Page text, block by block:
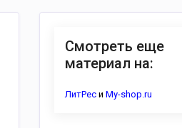
Смотреть еще
материал на:
ЛитРеси My-shop.ru